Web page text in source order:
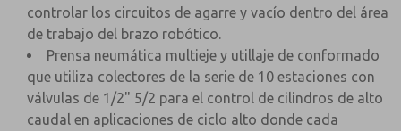
controlar los circuitos de agarre y vacío dentro del área
de trabajo del brazo robótico.
Prensa neumática multieje y utillaje de conformado
que utiliza colectores de la serie de 10 estaciones con
válvulas de 1/2" 5/2 para el control de cilindros de alto
caudal en aplicaciones de ciclo alto donde cada